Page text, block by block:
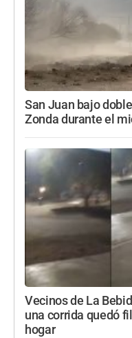
San Juan bajo
Zonda durante el
Vecinos de La
una corrida quedó
hogar